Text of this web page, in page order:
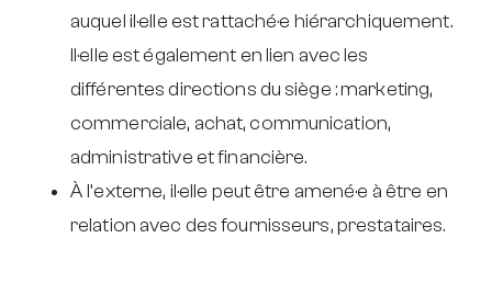
auquel il·elle est rattaché·e hiérarchiquement.
Il·elle est également en lien avec les
différentes directions du siège : marketing,
commerciale, achat, communication,
administrative et financière.
À l’externe, il·elle peut être amené·e à être en
relation avec des fournisseurs, prestataires.